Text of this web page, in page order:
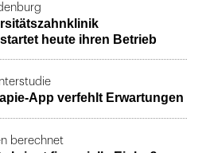
heute ihren Betrieb
App verfehlt Erwartungen
berechnet